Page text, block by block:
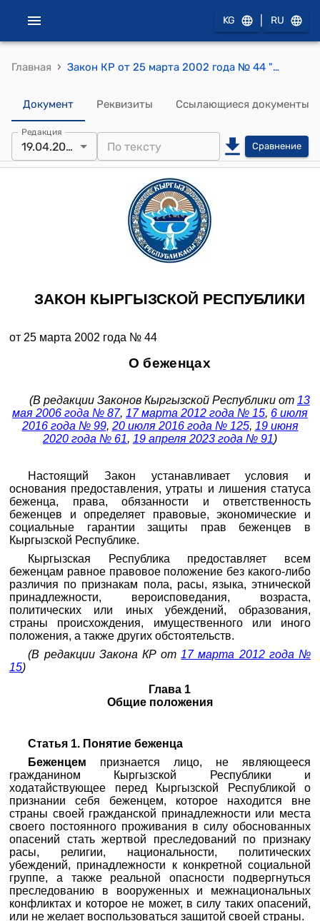
KG RU
Главная › Закон КР от 25 марта 2002 года № 44 "О беженцах"
Документ Реквизиты Ссылающиеся документы
Редакция
19.04.2023 Сравнение